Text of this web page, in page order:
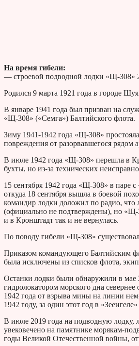
На время гибели:
— строевой подводной лодки «Щ-308»
Родился 9 марта 1921 года в городе
В январе 1941 года был призван на
«Щ-308» («Семга») Балтийского флота.
Зиму 1941-1942 года «Щ-308»
повреждения от разорвавшегося рядом
В июле 1942 года «Щ-308» перешла в
бухты, но из-за технических
15 сентября 1942 года «Щ-308» в паре
откуда 18 сентября вышла в боевой
командир лодки доложил по радио,
(официально не подтверждены), но «Щ-
и в Кронштадт так и не вернулась.
По поводу гибели «Щ-308»
Приказом командующего Балтийским
была исключены из списков флота,
Останки лодки были обнаружили в мае
гидролокатором морского дна
1942 года от взрыва мины на линии
1942 году, за один этот год в
В июле 2019 года на подводную лодку,
увековечено на памятнике морякам-
годы Великой Отечественной войны,